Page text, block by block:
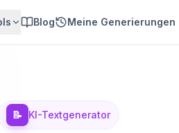
Blog Meine Generierungen
📝 KI-Textgenerator